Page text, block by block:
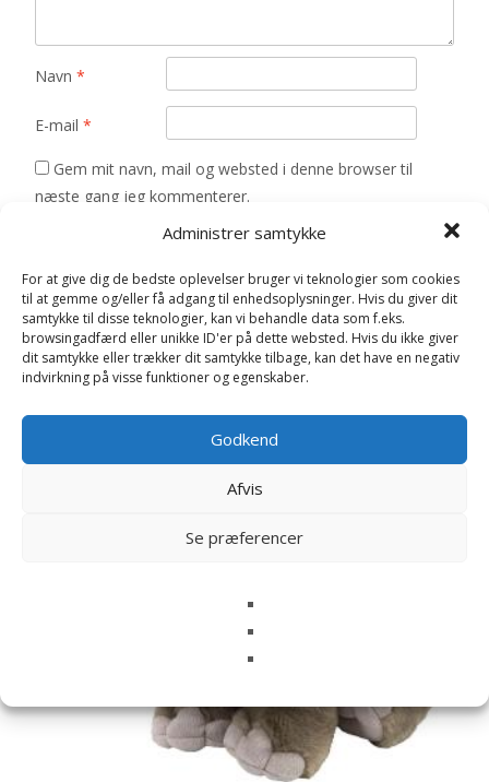
Administrer samtykke
For at give dig de bedste oplevelser bruger vi teknologier som cookies
til at gemme og/eller få adgang til enhedsoplysninger. Hvis du giver dit
samtykke til disse teknologier, kan vi behandle data som f.eks.
browsingadfærd eller unikke ID'er på dette websted. Hvis du ikke giver
dit samtykke eller trækker dit samtykke tilbage, kan det have en negativ
indvirkning på visse funktioner og egenskaber.
Godkend
Afvis
Se præferencer
Navn *
E-mail *
Gem mit navn, mail og websted i denne browser til
næste gang jeg kommenterer.
Relaterede varer